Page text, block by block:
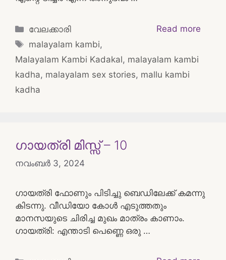
Read more
Categories
വേലക്കാരി
Tags
malayalam kambi,
Malayalam Kambi Kadakal, malayalam kambi
kadha, malayalam sex stories, mallu kambi
kadha
ഗായത്രി മിസ്സ്‌ – 10
നവംബർ 3, 2024
ഗായത്രി ഫോണും പിടിച്ചു ബെഡിലേക്ക് കമന്നു
കിടന്നു. വീഡിയോ കോൾ എടുത്തതും
മാനസയുടെ ചിരിച്ച മുഖം മാത്രം കാണാം.
ഗായത്രി: എന്താടി പെണ്ണെ ഒരു …